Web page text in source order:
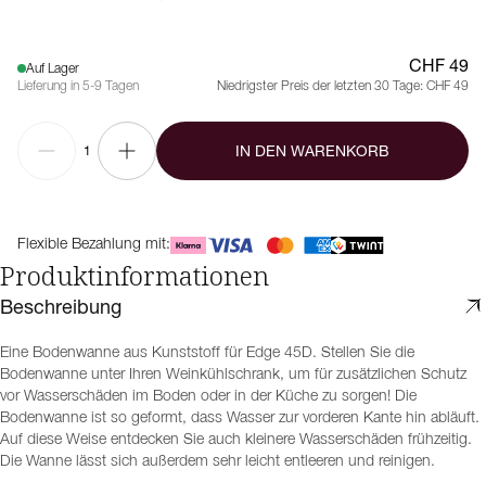
Auf Lager
Lieferung in 5-9 Tagen
CHF 49
Niedrigster Preis der letzten 30 Tage: CHF 49
1 IN DEN WARENKORB
Flexible Bezahlung mit:
Produktinformationen
Beschreibung
Eine Bodenwanne aus Kunststoff für Edge 45D. Stellen Sie die
Bodenwanne unter Ihren Weinkühlschrank, um für zusätzlichen Schutz
vor Wasserschäden im Boden oder in der Küche zu sorgen! Die
Bodenwanne ist so geformt, dass Wasser zur vorderen Kante hin abläuft.
Auf diese Weise entdecken Sie auch kleinere Wasserschäden frühzeitig.
Die Wanne lässt sich außerdem sehr leicht entleeren und reinigen.